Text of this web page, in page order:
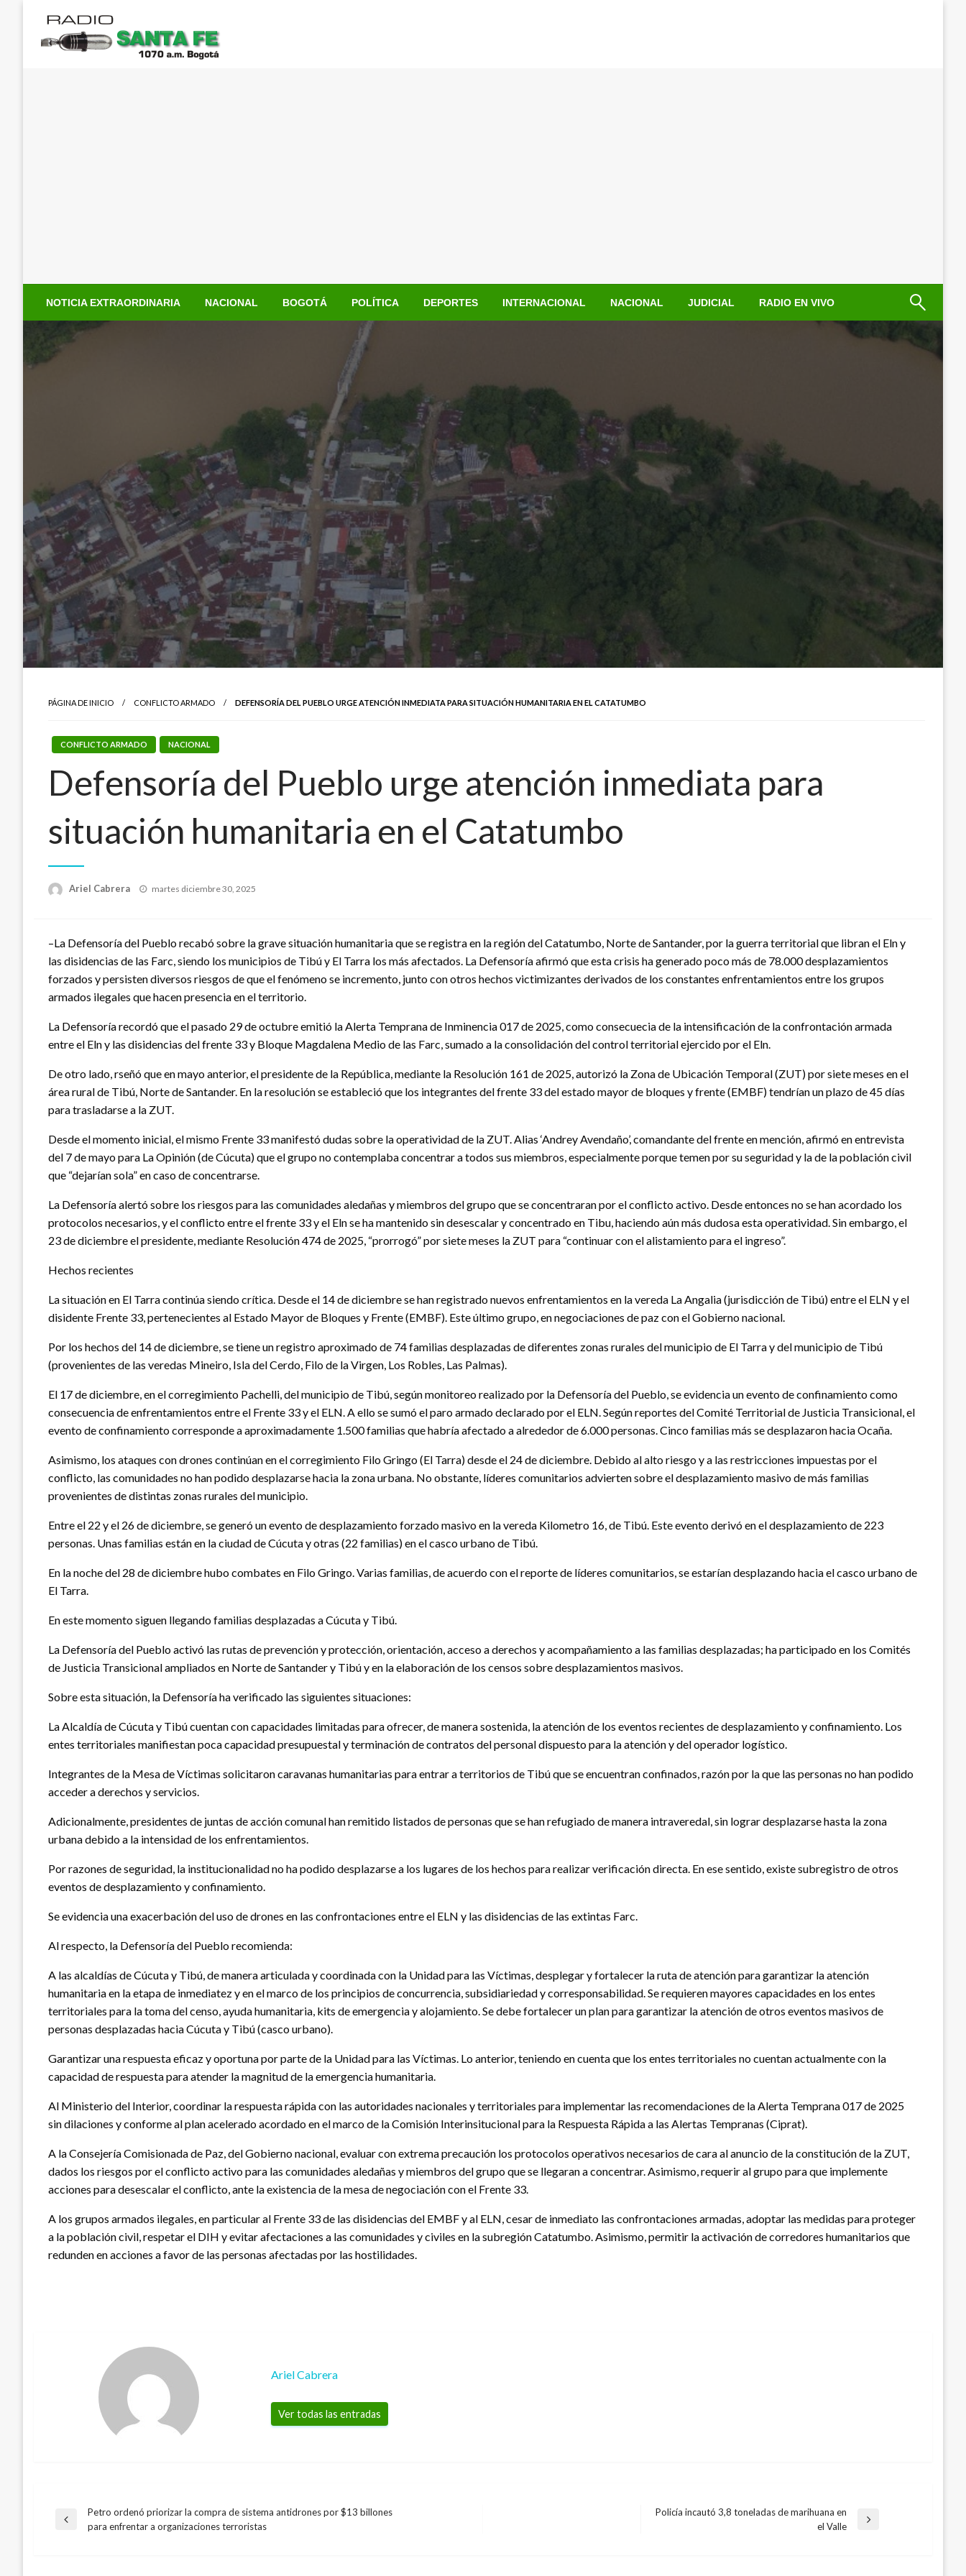
contenido
NOTICIA EXTRAORDINARIA NACIONAL BOGOTÁ POLÍTICA DEPORTES INTERNACIONAL NACIONAL JUDICIAL RADIO EN VIVO
PÁGINA DE INICIO CONFLICTO ARMADO DEFENSORÍA DEL PUEBLO URGE ATENCIÓN INMEDIATA PARA SITUACIÓN HUMANITARIA EN EL CATATUMBO
CONFLICTO ARMADO NACIONAL
Defensoría del Pueblo urge atención inmediata para
situación humanitaria en el Catatumbo
Ariel Cabrera
Publicado
martes diciembre 30, 2025
–La Defensoría del Pueblo recabó sobre la grave situación humanitaria que se registra en la región del Catatumbo, Norte de Santander, por la guerra territorial que libran el Eln y
las disidencias de las Farc, siendo los municipios de Tibú y El Tarra los más afectados. La Defensoría afirmó que esta crisis ha generado poco más de 78.000 desplazamientos
forzados y persisten diversos riesgos de que el fenómeno se incremento, junto con otros hechos victimizantes derivados de los constantes enfrentamientos entre los grupos
armados ilegales que hacen presencia en el territorio.
La Defensoría recordó que el pasado 29 de octubre emitió la Alerta Temprana de Inminencia 017 de 2025, como consecuecia de la intensificación de la confrontación armada
entre el Eln y las disidencias del frente 33 y Bloque Magdalena Medio de las Farc, sumado a la consolidación del control territorial ejercido por el Eln.
De otro lado, rseñó que en mayo anterior, el presidente de la República, mediante la Resolución 161 de 2025, autorizó la Zona de Ubicación Temporal (ZUT) por siete meses en el
área rural de Tibú, Norte de Santander. En la resolución se estableció que los integrantes del frente 33 del estado mayor de bloques y frente (EMBF) tendrían un plazo de 45 días
para trasladarse a la ZUT.
Desde el momento inicial, el mismo Frente 33 manifestó dudas sobre la operatividad de la ZUT. Alias ‘Andrey Avendaño’, comandante del frente en mención, afirmó en entrevista
del 7 de mayo para La Opinión (de Cúcuta) que el grupo no contemplaba concentrar a todos sus miembros, especialmente porque temen por su seguridad y la de la población civil
que “dejarían sola” en caso de concentrarse.
La Defensoría alertó sobre los riesgos para las comunidades aledañas y miembros del grupo que se concentraran por el conflicto activo. Desde entonces no se han acordado los
protocolos necesarios, y el conflicto entre el frente 33 y el Eln se ha mantenido sin desescalar y concentrado en Tibu, haciendo aún más dudosa esta operatividad. Sin embargo, el
23 de diciembre el presidente, mediante Resolución 474 de 2025, “prorrogó” por siete meses la ZUT para “continuar con el alistamiento para el ingreso”.
Hechos recientes
La situación en El Tarra continúa siendo crítica. Desde el 14 de diciembre se han registrado nuevos enfrentamientos en la vereda La Angalia (jurisdicción de Tibú) entre el ELN y el
disidente Frente 33, pertenecientes al Estado Mayor de Bloques y Frente (EMBF). Este último grupo, en negociaciones de paz con el Gobierno nacional.
Por los hechos del 14 de diciembre, se tiene un registro aproximado de 74 familias desplazadas de diferentes zonas rurales del municipio de El Tarra y del municipio de Tibú
(provenientes de las veredas Mineiro, Isla del Cerdo, Filo de la Virgen, Los Robles, Las Palmas).
El 17 de diciembre, en el corregimiento Pachelli, del municipio de Tibú, según monitoreo realizado por la Defensoría del Pueblo, se evidencia un evento de confinamiento como
consecuencia de enfrentamientos entre el Frente 33 y el ELN. A ello se sumó el paro armado declarado por el ELN. Según reportes del Comité Territorial de Justicia Transicional, el
evento de confinamiento corresponde a aproximadamente 1.500 familias que habría afectado a alrededor de 6.000 personas. Cinco familias más se desplazaron hacia Ocaña.
Asimismo, los ataques con drones continúan en el corregimiento Filo Gringo (El Tarra) desde el 24 de diciembre. Debido al alto riesgo y a las restricciones impuestas por el
conflicto, las comunidades no han podido desplazarse hacia la zona urbana. No obstante, líderes comunitarios advierten sobre el desplazamiento masivo de más familias
provenientes de distintas zonas rurales del municipio.
Entre el 22 y el 26 de diciembre, se generó un evento de desplazamiento forzado masivo en la vereda Kilometro 16, de Tibú. Este evento derivó en el desplazamiento de 223
personas. Unas familias están en la ciudad de Cúcuta y otras (22 familias) en el casco urbano de Tibú.
En la noche del 28 de diciembre hubo combates en Filo Gringo. Varias familias, de acuerdo con el reporte de líderes comunitarios, se estarían desplazando hacia el casco urbano de
El Tarra.
En este momento siguen llegando familias desplazadas a Cúcuta y Tibú.
La Defensoría del Pueblo activó las rutas de prevención y protección, orientación, acceso a derechos y acompañamiento a las familias desplazadas; ha participado en los Comités
de Justicia Transicional ampliados en Norte de Santander y Tibú y en la elaboración de los censos sobre desplazamientos masivos.
Sobre esta situación, la Defensoría ha verificado las siguientes situaciones:
La Alcaldía de Cúcuta y Tibú cuentan con capacidades limitadas para ofrecer, de manera sostenida, la atención de los eventos recientes de desplazamiento y confinamiento. Los
entes territoriales manifiestan poca capacidad presupuestal y terminación de contratos del personal dispuesto para la atención y del operador logístico.
Integrantes de la Mesa de Víctimas solicitaron caravanas humanitarias para entrar a territorios de Tibú que se encuentran confinados, razón por la que las personas no han podido
acceder a derechos y servicios.
Adicionalmente, presidentes de juntas de acción comunal han remitido listados de personas que se han refugiado de manera intraveredal, sin lograr desplazarse hasta la zona
urbana debido a la intensidad de los enfrentamientos.
Por razones de seguridad, la institucionalidad no ha podido desplazarse a los lugares de los hechos para realizar verificación directa. En ese sentido, existe subregistro de otros
eventos de desplazamiento y confinamiento.
Se evidencia una exacerbación del uso de drones en las confrontaciones entre el ELN y las disidencias de las extintas Farc.
Al respecto, la Defensoría del Pueblo recomienda:
A las alcaldías de Cúcuta y Tibú, de manera articulada y coordinada con la Unidad para las Víctimas, desplegar y fortalecer la ruta de atención para garantizar la atención
humanitaria en la etapa de inmediatez y en el marco de los principios de concurrencia, subsidiariedad y corresponsabilidad. Se requieren mayores capacidades en los entes
territoriales para la toma del censo, ayuda humanitaria, kits de emergencia y alojamiento. Se debe fortalecer un plan para garantizar la atención de otros eventos masivos de
personas desplazadas hacia Cúcuta y Tibú (casco urbano).
Garantizar una respuesta eficaz y oportuna por parte de la Unidad para las Víctimas. Lo anterior, teniendo en cuenta que los entes territoriales no cuentan actualmente con la
capacidad de respuesta para atender la magnitud de la emergencia humanitaria.
Al Ministerio del Interior, coordinar la respuesta rápida con las autoridades nacionales y territoriales para implementar las recomendaciones de la Alerta Temprana 017 de 2025
sin dilaciones y conforme al plan acelerado acordado en el marco de la Comisión Interinsitucional para la Respuesta Rápida a las Alertas Tempranas (Ciprat).
A la Consejería Comisionada de Paz, del Gobierno nacional, evaluar con extrema precaución los protocolos operativos necesarios de cara al anuncio de la constitución de la ZUT,
dados los riesgos por el conflicto activo para las comunidades aledañas y miembros del grupo que se llegaran a concentrar. Asimismo, requerir al grupo para que implemente
acciones para desescalar el conflicto, ante la existencia de la mesa de negociación con el Frente 33.
A los grupos armados ilegales, en particular al Frente 33 de las disidencias del EMBF y al ELN, cesar de inmediato las confrontaciones armadas, adoptar las medidas para proteger
a la población civil, respetar el DIH y evitar afectaciones a las comunidades y civiles en la subregión Catatumbo. Asimismo, permitir la activación de corredores humanitarios que
redunden en acciones a favor de las personas afectadas por las hostilidades.
Ariel Cabrera
Ver todas las entradas
Navegación
Entrada
Petro ordenó priorizar la compra de sistema antidrones por $13 billones
para enfrentar a organizaciones terroristas
Policía incautó 3,8 toneladas de marihuana en
el Valle